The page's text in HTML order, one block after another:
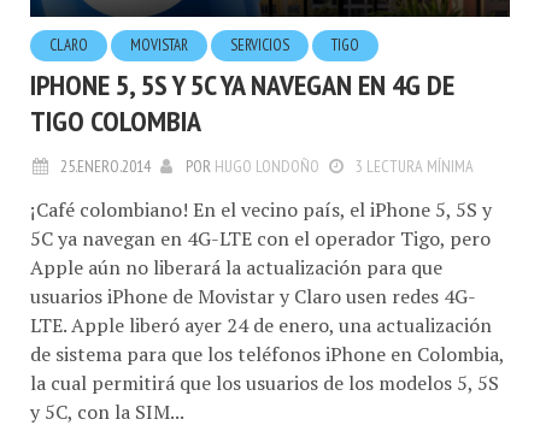
CLARO MOVISTAR SERVICIOS TIGO
IPHONE 5, 5S Y 5C YA NAVEGAN EN 4G DE
TIGO COLOMBIA
25.ENERO.2014 POR HUGO LONDOÑO 3 LECTURA MÍNIMA
¡Café colombiano! En el vecino país, el iPhone 5, 5S y
5C ya navegan en 4G-LTE con el operador Tigo, pero
Apple aún no liberará la actualización para que
usuarios iPhone de Movistar y Claro usen redes 4G-
LTE. Apple liberó ayer 24 de enero, una actualización
de sistema para que los teléfonos iPhone en Colombia,
la cual permitirá que los usuarios de los modelos 5, 5S
y 5C, con la SIM...